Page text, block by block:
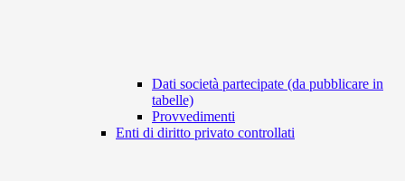
Dati società partecipate (da pubblicare in
tabelle)
Provvedimenti
Enti di diritto privato controllati